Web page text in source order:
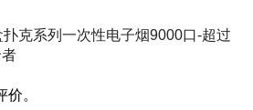
扑克系列一次性电子烟9000口-超过
价。